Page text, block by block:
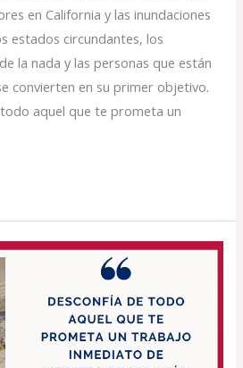
en California y las inundaciones
estados circundantes, los
la nada y las personas que están
convierten en su primer objetivo.
aquel que te prometa un